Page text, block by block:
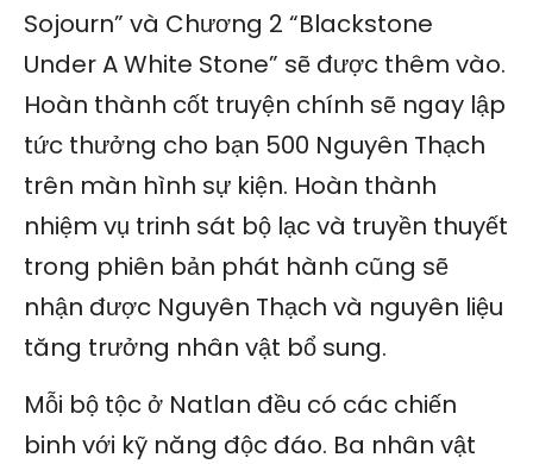
Sojourn” và Chương 2 “Blackstone
Under A White Stone” sẽ được thêm vào.
Hoàn thành cốt truyện chính sẽ ngay lập
tức thưởng cho bạn 500 Nguyên Thạch
trên màn hình sự kiện. Hoàn thành
nhiệm vụ trinh sát bộ lạc và truyền thuyết
trong phiên bản phát hành cũng sẽ
nhận được Nguyên Thạch và nguyên liệu
tăng trưởng nhân vật bổ sung.
Mỗi bộ tộc ở Natlan đều có các chiến
binh với kỹ năng độc đáo. Ba nhân vật